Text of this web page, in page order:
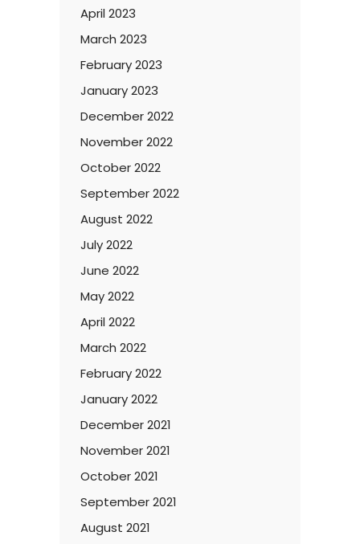
April 2023
March 2023
February 2023
January 2023
December 2022
November 2022
October 2022
September 2022
August 2022
July 2022
June 2022
May 2022
April 2022
March 2022
February 2022
January 2022
December 2021
November 2021
October 2021
September 2021
August 2021